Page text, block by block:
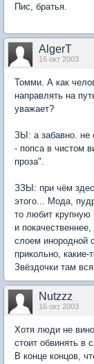
Пис, братья.
AlgerT
16 окт 2003
Томми. А как
направлять на
уважает?
ЗЫ: а забавно. не
- попса в чистом
проза".
ЗЗЫ: при чём
этого... Мода,
то любит крупную
и
слоем инородной
прикольно,
Звёздочки там
Nutzzz
16 окт 2003
Хотя люди не
стоит обвинять в
В конце концов,